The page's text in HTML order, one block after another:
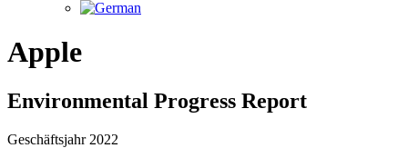
Apple
Environmental Progress Report
Geschäftsjahr 2022